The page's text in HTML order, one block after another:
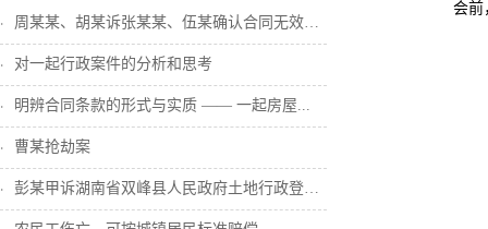
周某某、胡某诉张某某、伍某确认合同无效纠...
对一起行政案件的分析和思考
明辨合同条款的形式与实质 —— 一起房屋...
曹某抢劫案
彭某甲诉湖南省双峰县人民政府土地行政登记...
会前，事